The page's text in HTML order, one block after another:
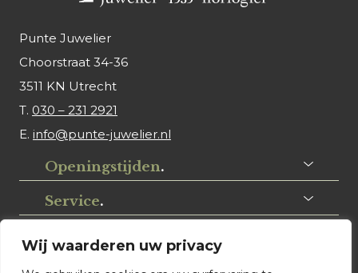
Wij waarderen uw privacy
Punte Juwelier
Choorstraat 34-36
3511 KN Utrecht
T. 030 – 231 2921
E. info@punte-juwelier.nl
Openingstijden.
Service.
Volg ons